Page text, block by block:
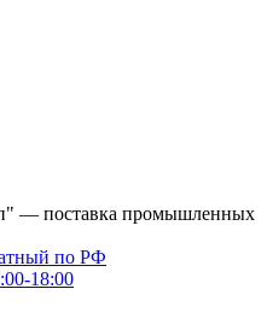
— поставка промышленных
по РФ
18:00